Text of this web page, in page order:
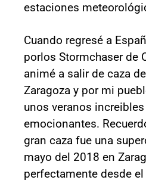
estaciones
Cuando regresé a
porlos Stormchaser de
animé a salir de caza
Zaragoza y por mi
unos veranos
emocionantes.
gran caza fue una
mayo del 2018 en
perfectamente desde